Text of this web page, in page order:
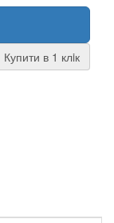
Купити в 1 клiк